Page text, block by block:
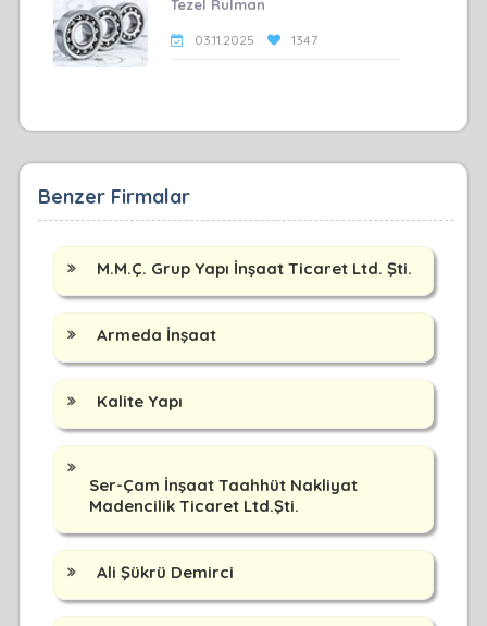
Tezel Rulman
03.11.2025 1347
Benzer Firmalar
M.M.Ç. Grup Yapı İnşaat Ticaret Ltd. Şti.
Armeda İnşaat
Kalite Yapı
Ser-Çam İnşaat Taahhüt Nakliyat
Madencilik Ticaret Ltd.Şti.
Ali Şükrü Demirci